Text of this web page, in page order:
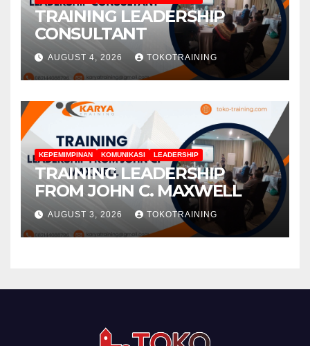
TRAINING LEADERSHIP
CONSULTANT
AUGUST 4, 2026 TOKOTRAINING
KEPEMIMPINAN KOMUNIKASI LEADERSHIP
TRAINING LEADERSHIP
FROM JOHN C. MAXWELL
AUGUST 3, 2026 TOKOTRAINING